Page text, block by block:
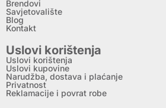
Brendovi
Savjetovalište
Blog
Kontakt
Uslovi korištenja
Uslovi korištenja
Uslovi kupovine
Narudžba, dostava i plaćanje
Privatnost
Reklamacije i povrat robe